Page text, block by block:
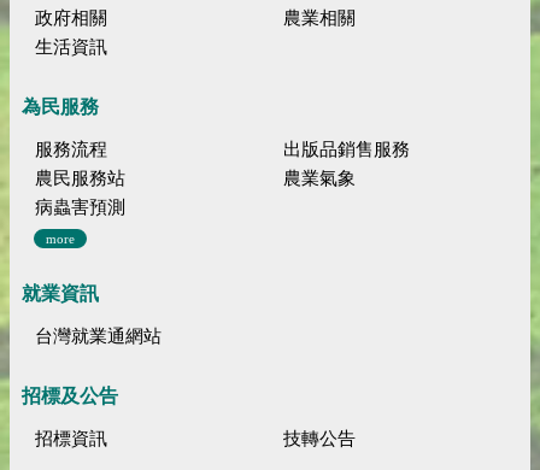
政府相關
農業相關
生活資訊
為民服務
服務流程
出版品銷售服務
農民服務站
農業氣象
病蟲害預測
more
就業資訊
台灣就業通網站
招標及公告
招標資訊 技轉公告